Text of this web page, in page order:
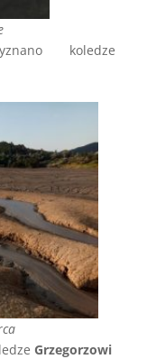
koledze
Grzegorzowi